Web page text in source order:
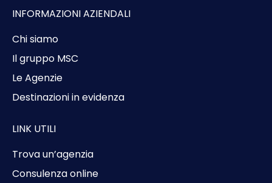
INFORMAZIONI AZIENDALI
Chi siamo
Il gruppo MSC
Le Agenzie
Destinazioni in evidenza
LINK UTILI
Trova un’agenzia
Consulenza online